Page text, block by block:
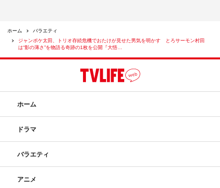
ホーム
バラエティ
ジャンポケ太田、トリオ存続危機でおたけが見せた男気を明かす とろサーモン村田
は“影の薄さ”を物語る奇跡の1枚を公開『大悟…
ホーム
ドラマ
バラエティ
アニメ